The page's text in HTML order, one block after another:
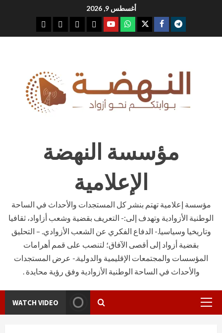
أغسطس 9, 2026
telegram
facebook
x
whatsap
youtube
مؤسسة النهضة
الإعلامية
مؤسسة إعلامية تهتم بنشر كل المستجدات والأحداث في الساحة
الوطنية الأزوادية وتهدف إلى:- التعريف بقضية وشعب أزاواد، ثقافيا
وتاريخيا وسياسيا.- الدفاع الفكري عن الشعب الأزوادي. – التحليق
بقضية أزواد إلى أقصى الآفاق؛ لتنصب على قمم أهرامات
المؤسسات والمجتمعات الإقليمية والدولية.- عرض المستجدات
والأحداث في الساحة الوطنية الأزوادية وفق رؤية محايدة .
Primary
WATCH VIDEO